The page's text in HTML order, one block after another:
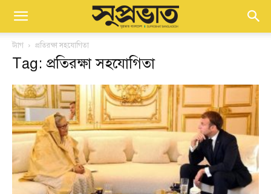
ট্যাগ প্রতিরক্ষা সহযোগিতা
Tag: প্রতিরক্ষা সহযোগিতা